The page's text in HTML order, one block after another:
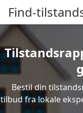
Find-
Bestil din
tilbud fra lokale